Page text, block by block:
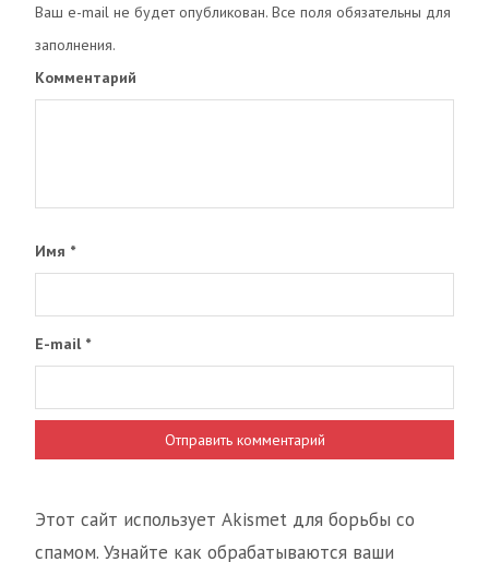
Ваш e-mail не будет опубликован. Все поля обязательны для
заполнения.
Комментарий
Имя *
E-mail *
Этот сайт использует Akismet для борьбы со
спамом. Узнайте как обрабатываются ваши